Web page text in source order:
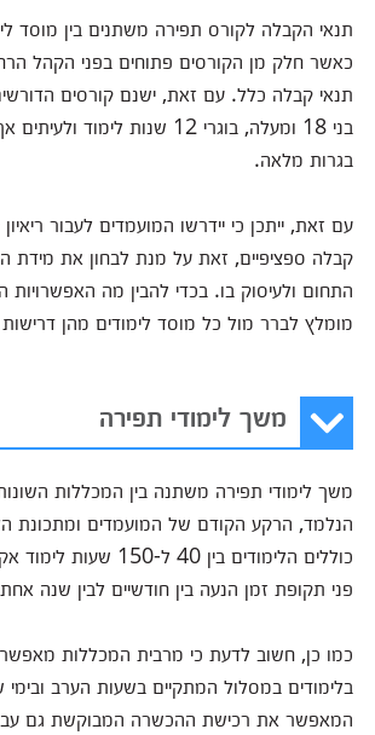
תנאי הקבלה לקורס תפירה משתנים בין מוסד
כאשר חלק מן הקורסים פתוחים בפני הקהל
תנאי קבלה כלל. עם זאת, ישנם קורסים
בני 18 ומעלה, בוגרי 12 שנות לימוד
בגרות מלאה.
עם זאת, ייתכן כי יידרשו המועמדים לעבור
קבלה ספציפיים, זאת על מנת לבחון את מידת
התחום ולעיסוק בו. בכדי להבין מה האפשרויות
מומלץ לברר מול כל מוסד לימודים מהן
משך לימודי תפירה
משך לימודי תפירה משתנה בין המכללות
הנלמד, הרקע הקודם של המועמדים ומתכונת
כוללים הלימודים בין 40
פני תקופת זמן הנעה בין חודשיים לבין שנה
כמו כן, חשוב לדעת כי מרבית המכללות
בלימודים במסלול המתקיים בשעות הערב ובימי
המאפשר את רכישת ההכשרה המבוקשת גם